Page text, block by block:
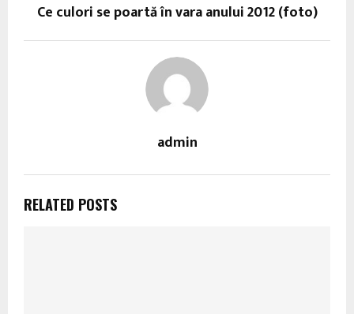
Ce culori se poartă în vara anului 2012 (foto)
admin
RELATED POSTS